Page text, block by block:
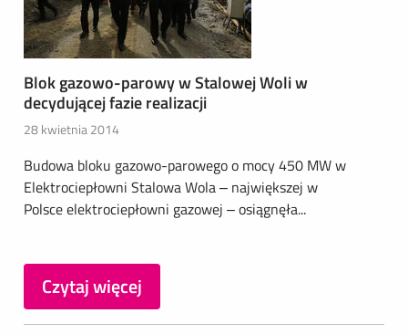
Blok gazowo-parowy w Stalowej Woli w
decydującej fazie realizacji
28 kwietnia 2014
Budowa bloku gazowo-parowego o mocy 450 MW w
Elektrociepłowni Stalowa Wola – największej w
Polsce elektrociepłowni gazowej – osiągnęła...
Czytaj więcej